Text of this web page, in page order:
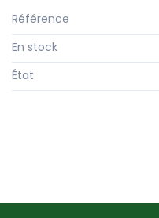
Référence
En stock
État